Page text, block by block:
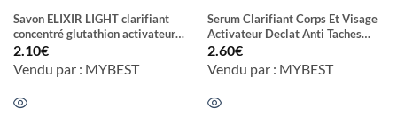
Savon ELIXIR LIGHT clarifiant
concentré glutathion activateur
d’éclat anti tache anti vergeture
corps et visage SPF 45
2.10€
Vendu par : MYBEST
Serum Clarifiant Corps Et Visage
Activateur Declat Anti Taches
Anti Vergeture Nutrition Intense
Au Glutathione
2.60€
Vendu par : MYBEST